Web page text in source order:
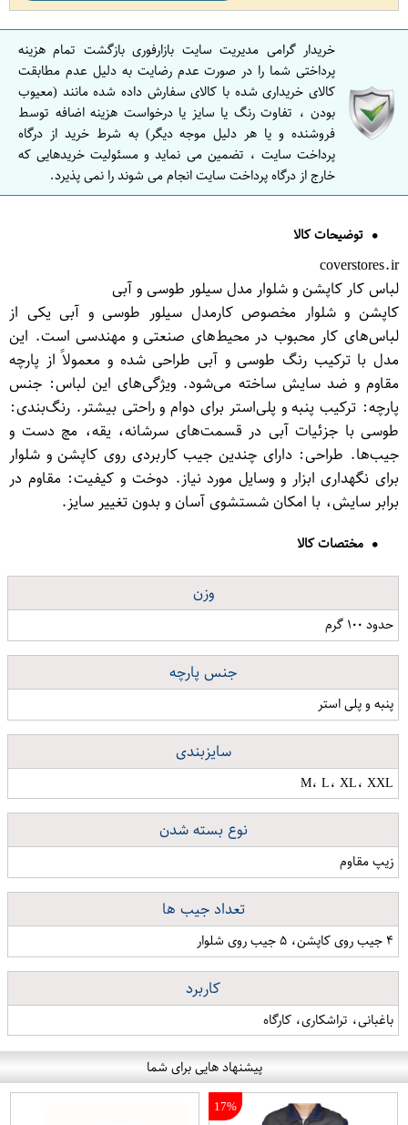
خریدار گرامی مدیریت سایت بازارفوری بازگشت تمام هزینه
پرداختی شما را در صورت عدم رضایت به دلیل عدم مطابقت
کالای خریداری شده با کالای سفارش داده شده مانند (معیوب
بودن ، تفاوت رنگ یا سایز یا درخواست هزینه اضافه توسط
فروشنده و یا هر دلیل موجه دیگر) به شرط خرید از درگاه
پرداخت سایت ، تضمین می نماید و مسئولیت خریدهایی که
خارج از درگاه پرداخت سایت انجام می شوند را نمی پذیرد.
توضیحات کالا
coverstores.ir
لباس کار کاپشن و شلوار مدل سیلور طوسی و آبی
کاپشن و شلوار مخصوص کارمدل سیلور طوسی و آبی یکی از
لباس‌های کار محبوب در محیط‌های صنعتی و مهندسی است. این
مدل با ترکیب رنگ طوسی و آبی طراحی شده و معمولاً از پارچه
مقاوم و ضد سایش ساخته می‌شود. ویژگی‌های این لباس: جنس
پارچه: ترکیب پنبه و پلی‌استر برای دوام و راحتی بیشتر. رنگ‌بندی:
طوسی با جزئیات آبی در قسمت‌های سرشانه، یقه، مچ دست و
جیب‌ها. طراحی: دارای چندین جیب کاربردی روی کاپشن و شلوار
برای نگهداری ابزار و وسایل مورد نیاز. دوخت و کیفیت: مقاوم در
برابر سایش، با امکان شستشوی آسان و بدون تغییر سایز.
مختصات کالا
وزن
حدود ۱۰۰ گرم
جنس پارچه
پنبه و پلی استر
سایزبندی
M، L، XL، XXL
نوع بسته شدن
زیپ مقاوم
تعداد جیب ها
۴ جیب روی کاپشن، ۵ جیب روی شلوار
کاربرد
باغبانی، تراشکاری، کارگاه
پیشنهاد هایی برای شما
17%